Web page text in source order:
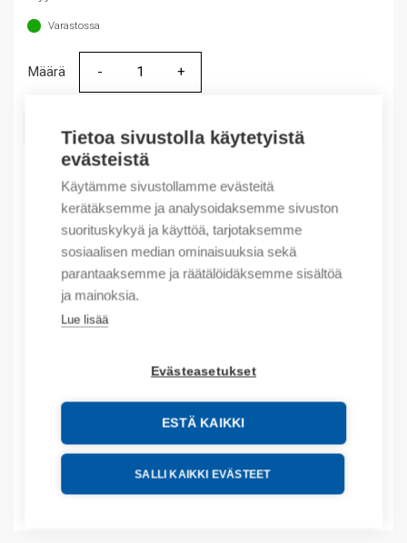
Tietoa sivustolla käytetyistä
evästeistä
Käytämme sivustollamme evästeitä
kerätäksemme ja analysoidaksemme sivuston
suorituskykyä ja käyttöä, tarjotaksemme
sosiaalisen median ominaisuuksia sekä
parantaaksemme ja räätälöidäksemme sisältöä
ja mainoksia.
Lue lisää
Evästeasetukset
ESTÄ KAIKKI
SALLI KAIKKI EVÄSTEET
Varastossa
Määrä
Määrä
LISÄÄ OSTOSKORIIN
Tuotekoodit
Tilauskoodi: 1489M2C100
Product order number: 1489M2C100
Valmistajan tuotenumero: 1489-M2C100
Tuotteen tullikoodi: 85362090
Lisätiedot
Tekniset tiedot
Liitteet